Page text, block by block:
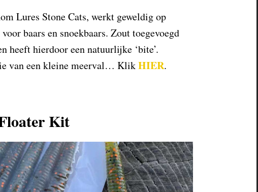
Lures Stone Cats, werkt geweldig op
baars en snoekbaars. Zout toegevoegd
heeft hierdoor een natuurlijke ‘bite’.
van een kleine meerval… KlikHIER.
Kit